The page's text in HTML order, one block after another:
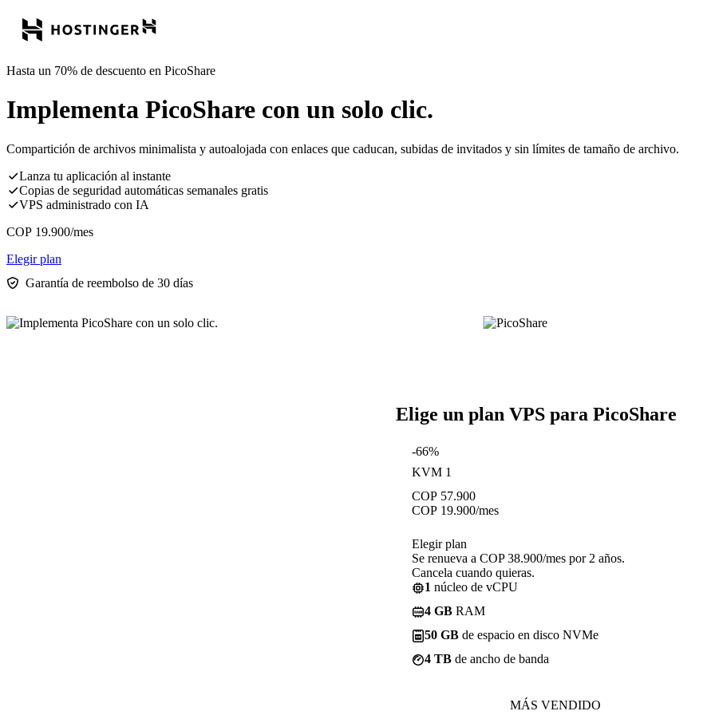
Hasta un 70% de descuento en PicoShare
Implementa PicoShare con un solo clic.
Compartición de archivos minimalista y autoalojada con enlaces que caducan, subidas de invitados y sin límites de tamaño de archivo.
Lanza tu aplicación al instante
Copias de seguridad automáticas semanales gratis
VPS administrado con IA
COP 19.900/mes
Elegir plan
Garantía de reembolso de 30 días
Elige un plan VPS para PicoShare
-66%
KVM 1
COP 57.900
COP 19.900/mes
Elegir plan
Se renueva a COP 38.900/mes por 2 años.
Cancela cuando quieras.
1 núcleo de vCPU
4 GB RAM
50 GB de espacio en disco NVMe
4 TB de ancho de banda
MÁS VENDIDO